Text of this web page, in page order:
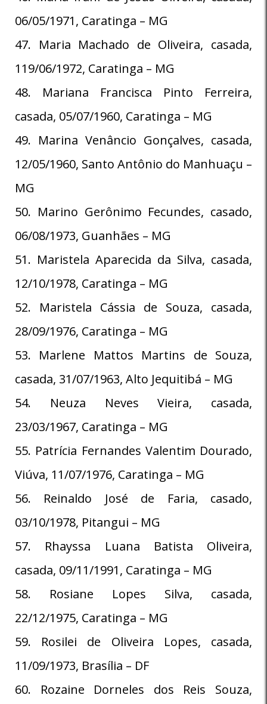
06/05/1971, Caratinga – MG
47. Maria Machado de Oliveira, casada,
119/06/1972, Caratinga – MG
48. Mariana Francisca Pinto Ferreira,
casada, 05/07/1960, Caratinga – MG
49. Marina Venâncio Gonçalves, casada,
12/05/1960, Santo Antônio do Manhuaçu –
MG
50. Marino Gerônimo Fecundes, casado,
06/08/1973, Guanhães – MG
51. Maristela Aparecida da Silva, casada,
12/10/1978, Caratinga – MG
52. Maristela Cássia de Souza, casada,
28/09/1976, Caratinga – MG
53. Marlene Mattos Martins de Souza,
casada, 31/07/1963, Alto Jequitibá – MG
54. Neuza Neves Vieira, casada,
23/03/1967, Caratinga – MG
55. Patrícia Fernandes Valentim Dourado,
Viúva, 11/07/1976, Caratinga – MG
56. Reinaldo José de Faria, casado,
03/10/1978, Pitangui – MG
57. Rhayssa Luana Batista Oliveira,
casada, 09/11/1991, Caratinga – MG
58. Rosiane Lopes Silva, casada,
22/12/1975, Caratinga – MG
59. Rosilei de Oliveira Lopes, casada,
11/09/1973, Brasília – DF
60. Rozaine Dorneles dos Reis Souza,